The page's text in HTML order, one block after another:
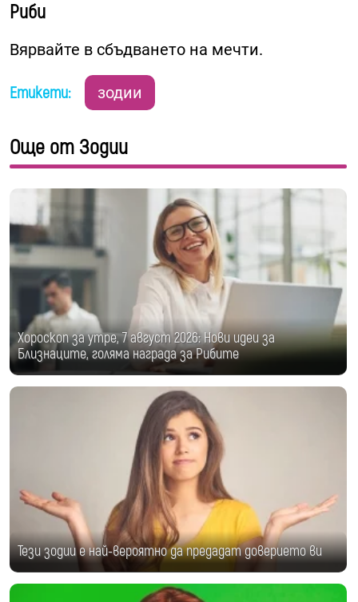
Риби
Вярвайте в сбъдването на мечти.
Етикети: зодии
Още от Зодии
Хороскоп за утре, 7 август 2026: Нови идеи за
Близнаците, голяма награда за Рибите
Тези зодии е най-вероятно да предадат доверието ви